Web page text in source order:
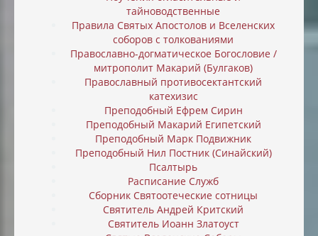
тайноводственные
Правила Святых Апостолов и Вселенских
соборов с толкованиями
Православно-догматическое Богословие /
митрополит Макарий (Булгаков)
Православный противосектантский
катехизис
Преподобный Ефрем Сирин
Преподобный Макарий Египетский
Преподобный Марк Подвижник
Преподобный Нил Постник (Синайский)
Псалтырь
Расписание Служб
Сборник Святоотеческие сотницы
Святитель Андрей Критский
Святитель Иоанн Златоуст